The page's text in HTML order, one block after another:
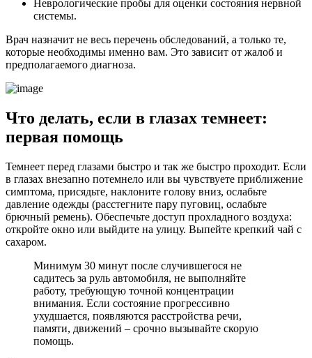
Неврологические пробы для оценки состояния нервной
системы.
Врач назначит не весь перечень обследований, а только те,
которые необходимы именно вам. Это зависит от жалоб и
предполагаемого диагноза.
Что делать, если в глазах темнеет:
первая помощь
Темнеет перед глазами быстро и так же быстро проходит. Если
в глазах внезапно потемнело или вы чувствуете приближение
симптома, присядьте, наклоните голову вниз, ослабьте
давление одежды (расстегните пару пуговиц, ослабьте
брючный ремень). Обеспечьте доступ прохладного воздуха:
откройте окно или выйдите на улицу. Выпейте крепкий чай с
сахаром.
Минимум 30 минут после случившегося не
садитесь за руль автомобиля, не выполняйте
работу, требующую точной концентрации
внимания. Если состояние прогрессивно
ухудшается, появляются расстройства речи,
памяти, движений – срочно вызывайте скорую
помощь.